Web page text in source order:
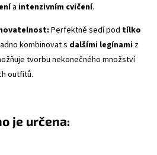
a intenzivním cvičení.
Perfektně sedí pod tílko
kombinovat s dalšími legínami z
tvorbu nekonečného množství
outfitů.
je určena: